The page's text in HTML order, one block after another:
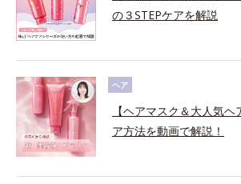
の３STEPケアを解説
ヘア
【ヘアマスク＆大人気
ア方法を動画で解説！